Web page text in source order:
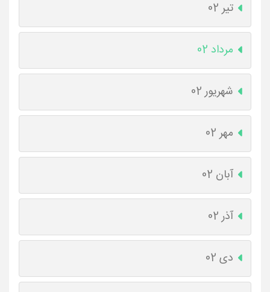
تیر 02
مرداد 02
شهریور 02
مهر 02
آبان 02
آذر 02
دی 02